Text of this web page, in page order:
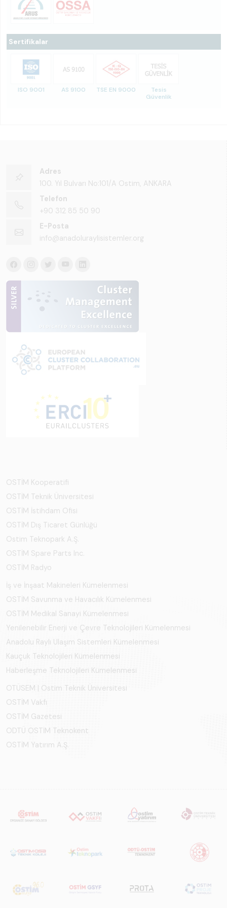
Sertifikalar
ISO 9001 AS 9100 TSE EN 9000
Tesis
Güvenlik
Adres
100. Yıl Bulvarı No:101/A Ostim, ANKARA
Telefon
+90 312 85 50 90
E-Posta
info@anadoluraylisistemler.org
OSTİM Kooperatifi
OSTİM Teknik Üniversitesi
OSTİM İstihdam Ofisi
OSTİM Dış Ticaret Günlüğü
Ostim Teknopark A.Ş.
OSTİM Spare Parts Inc.
OSTİM Radyo
İş ve İnşaat Makineleri Kümelenmesi
OSTİM Savunma ve Havacılık Kümelenmesi
OSTİM Medikal Sanayi Kümelenmesi
Yenilenebilir Enerji ve Çevre Teknolojileri Kümelenmesi
Anadolu Raylı Ulaşım Sistemleri Kümelenmesi
Kauçuk Teknolojileri Kümelenmesi
Haberleşme Teknolojileri Kümelenmesi
OTÜSEM | Ostim Teknik Üniversitesi
OSTİM Vakfı
OSTİM Gazetesi
ODTÜ OSTİM Teknokent
OSTİM Yatırım A.Ş.